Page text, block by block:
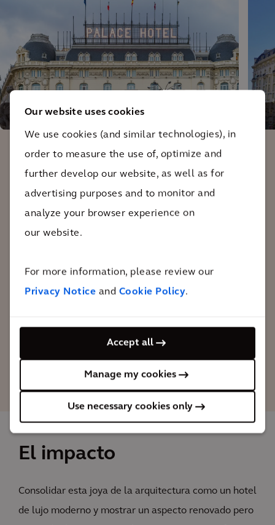
Our website uses cookies
We use cookies (and similar technologies), in
order to measure the use of, optimize and
further develop our website, as well as for
advertising purposes and to monitor and
analyze your browser experience on
our website.
For more information, please review our
Privacy Notice and Cookie Policy.
Accept all
Manage my cookies
Use necessary cookies only
Fachada Plaza Neptuno
Tras años de trabajo, Arcadis ha hecho
posible un reto muy difícil: que el gran
hotel abierto en 1912 sobre un
Palace, con las comodidades y la
Coro Parellada
Arcadis senior architect specialist in hospitality
El impacto
Consolidar esta joya de la arquitectura como un hotel
de lujo moderno y mostrar un aspecto renovado pero